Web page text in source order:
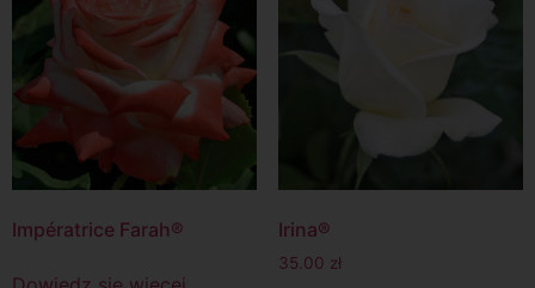
Impératrice Farah® Irina®
35.00 zł